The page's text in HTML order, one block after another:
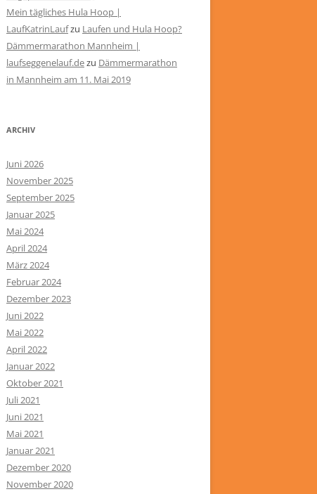
Mein tägliches Hula Hoop |
LaufKatrinLaufzu Laufen und Hula Hoop?
Dämmermarathon Mannheim |
laufseggenelauf.dezu Dämmermarathon
in Mannheim am 11. Mai 2019
ARCHIV
Juni 2026
November 2025
September 2025
Januar 2025
Mai 2024
April 2024
März 2024
Februar 2024
Dezember 2023
Juni 2022
Mai 2022
April 2022
Januar 2022
Oktober 2021
Juli 2021
Juni 2021
Mai 2021
Januar 2021
Dezember 2020
November 2020